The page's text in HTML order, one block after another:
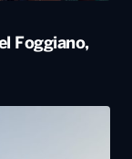
Foggiano,